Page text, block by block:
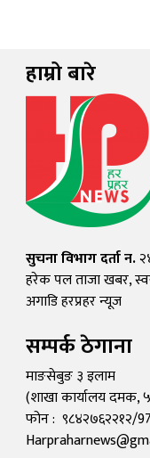
हाम्रो बारे
सुचना विभाग दर्ता न.
हरेक पल ताजा खबर,
अगाडि हरप्रहर न्यूज
सम्पर्क ठेगाना
माङसेबुङ ३ इलाम
(शाखा कार्यालय दमक,
फोन : ९८४२७६२२१२/